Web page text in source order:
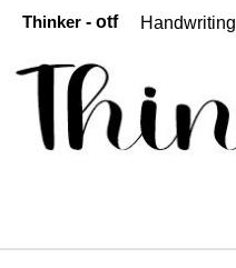
Thinker - otf Handwriting